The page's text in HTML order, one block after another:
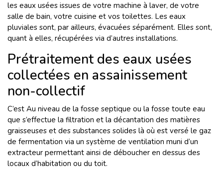
les eaux usées issues de votre machine à laver, de votre
salle de bain, votre cuisine et vos toilettes. Les eaux
pluviales sont, par ailleurs, évacuées séparément. Elles sont,
quant à elles, récupérées via d’autres installations.
Prétraitement des eaux usées
collectées en assainissement
non-collectif
C’est Au niveau de la fosse septique ou la fosse toute eau
que s’effectue la filtration et la décantation des matières
graisseuses et des substances solides là où est versé le gaz
de fermentation via un système de ventilation muni d’un
extracteur permettant ainsi de déboucher en dessus des
locaux d’habitation ou du toit.